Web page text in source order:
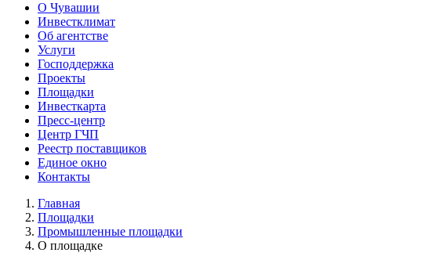
О Чувашии
Инвестклимат
Об агентстве
Услуги
Господдержка
Проекты
Площадки
Инвесткарта
Пресс-центр
Центр ГЧП
Реестр поставщиков
Единое окно
Контакты
Главная
Площадки
Промышленные площадки
О площадке